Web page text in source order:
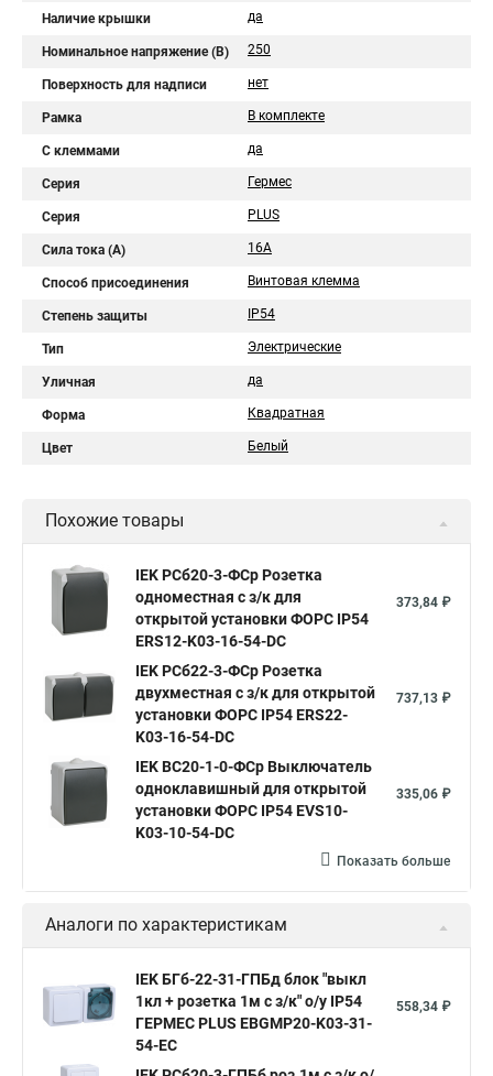
Наличие крышки да
Номинальное напряжение (В) 250
Поверхность для надписи нет
Рамка В комплекте
С клеммами да
Серия Гермес
Серия PLUS
Сила тока (A) 16А
Способ присоединения Винтовая клемма
Степень защиты IP54
Тип Электрические
Уличная да
Форма Квадратная
Цвет Белый
Похожие товары
IEK РСб20-3-ФСр Розетка
одноместная с з/к для
открытой установки ФОРС IP54
ERS12-K03-16-54-DC
373,84 ₽
IEK РСб22-3-ФСр Розетка
двухместная с з/к для открытой
установки ФОРС IP54 ERS22-
K03-16-54-DC
737,13 ₽
IEK ВС20-1-0-ФСр Выключатель
одноклавишный для открытой
установки ФОРС IP54 EVS10-
K03-10-54-DC
335,06 ₽
Показать больше
Аналоги по характеристикам
IEK БГб-22-31-ГПБд блок "выкл
1кл + розетка 1м с з/к" о/у IP54
ГЕРМЕС PLUS EBGMP20-K03-31-
54-EC
558,34 ₽